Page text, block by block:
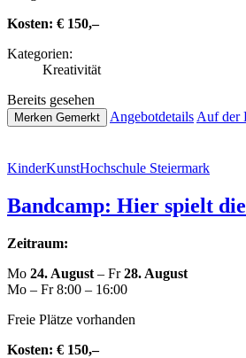
Kosten: € 150,–
Kate­go­rien:
Krea­ti­vi­tät
Bereits gesehen
Merken Gemerkt Ange­botde­tails Auf der
Kin­der­Kunst­Hoch­schu­le Steiermark
Bandcamp: Hier spielt
Zeitraum:
Mo 24. August – Fr28. August
Mo – Fr 8:00 – 16:00
Freie Plätze vorhanden
Kosten: € 150,–